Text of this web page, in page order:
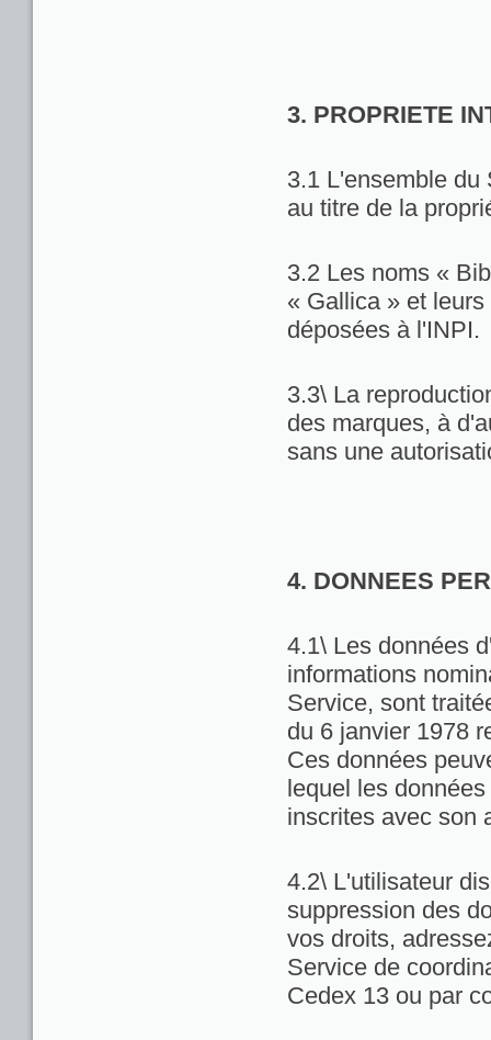
3. PROPRIETE
3.1 L'ensemble du
au titre de la
3.2 Les noms «
« Gallica » et
déposées à l'INPI.
3.3\ La
des marques, à
sans une
4. DONNEES
4.1\ Les données
informations
Service, sont
du 6 janvier 1978
Ces données
lequel les
inscrites avec son
4.2\ L'utilisateur
suppression des
vos droits,
Service de
Cedex 13 ou par